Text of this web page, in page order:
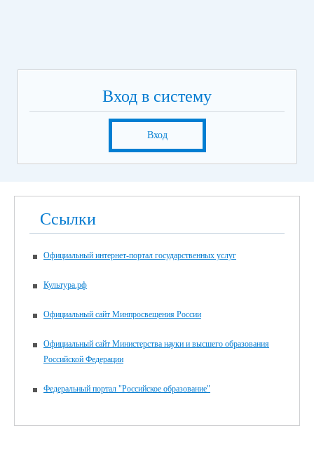
Вход в систему
Вход
Ссылки
Официальный интернет-портал государственных услуг
Культура.рф
Официальный сайт Минпросвещения России
Официальный сайт Министерства науки и высшего образования
Российской Федерации
Федеральный портал "Российское образование"